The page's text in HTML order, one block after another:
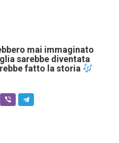
mai immaginato
sarebbe diventata
fatto la storia